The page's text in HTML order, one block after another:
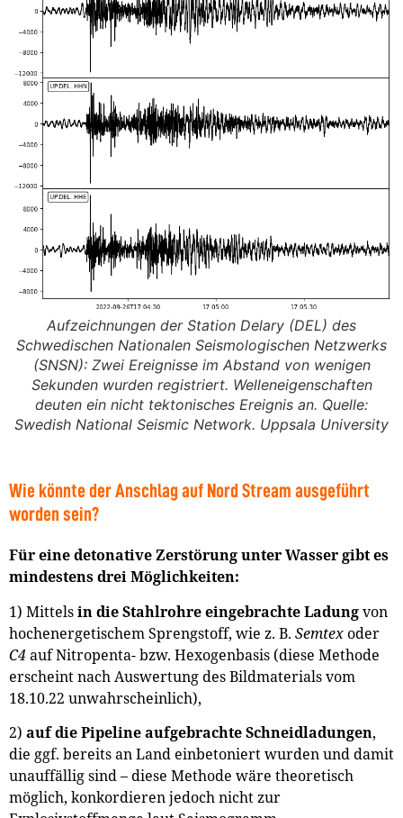
Aufzeichnungen der Station Delary (DEL) des
Schwedischen Nationalen Seismologischen Netzwerks
(SNSN): Zwei Ereignisse im Abstand von wenigen
Sekunden wurden registriert. Welleneigenschaften
deuten ein nicht tektonisches Ereignis an. Quelle:
Swedish National Seismic Network. Uppsala University
Wie könnte der Anschlag auf Nord Stream ausgeführt
worden sein?
Für eine detonative Zerstörung unter Wasser gibt es
mindestens drei Möglichkeiten:
1) Mittelsin die Stahlrohre eingebrachte Ladungvon
hochenergetischem Sprengstoff, wie z. B. Semtexoder
C4auf Nitropenta- bzw. Hexogenbasis (diese Methode
erscheint nach Auswertung des Bildmaterials vom
18.10.22 unwahrscheinlich),
2) auf die Pipeline aufgebrachte Schneidladungen,
die ggf. bereits an Land einbetoniert wurden und damit
unauffällig sind – diese Methode wäre theoretisch
möglich, konkordieren jedoch nicht zur